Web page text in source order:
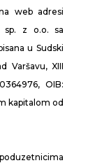
web adresi
sp. z o.o. sa
u Sudski
Varšavu, XIII
OIB:
kapitalom od